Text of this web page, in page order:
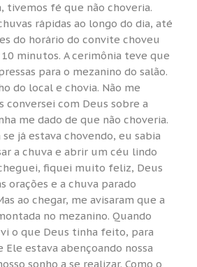
tivemos fé que não choveria.
rápidas ao longo do dia, até
do horário do convite choveu
minutos. A cerimônia teve que
para o mezanino do salão.
do local e chovia. Não me
conversei com Deus sobre a
me dado de que não choveria.
já estava chovendo, eu sabia
a chuva e abrir um céu lindo
fiquei muito feliz, Deus
orações e a chuva parado
ao chegar, me avisaram que a
no mezanino. Quando
o que Deus tinha feito, para
estava abençoando nossa
sonho a se realizar. Como o